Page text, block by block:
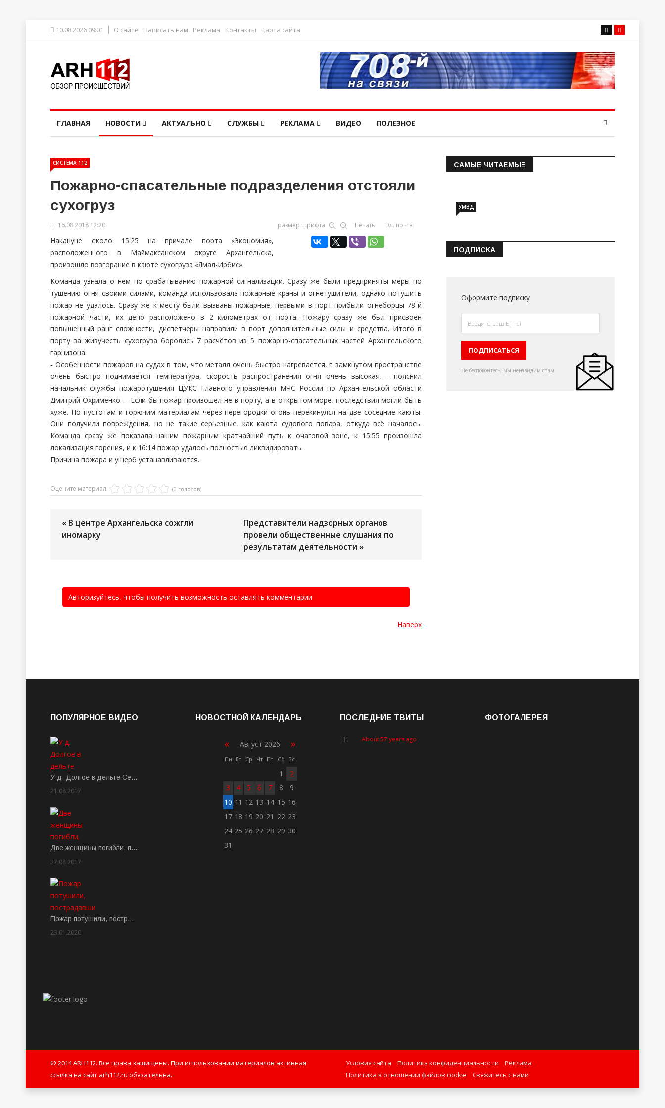
10.08.2026 09:01 О сайте Написать нам Реклама Контакты Карта сайта
ГЛАВНАЯ НОВОСТИ АКТУАЛЬНО СЛУЖБЫ РЕКЛАМА ВИДЕО ПОЛЕЗНОЕ
СИСТЕМА 112
Пожарно-спасательные подразделения отстояли
сухогруз
16.08.2018 12:20 размер шрифта Печать Эл. почта
Накануне около 15:25 на причале порта «Экономия»,
расположенного в Маймаксанском округе Архангельска,
произошло возгорание в каюте сухогруза «Ямал-Ирбис».
Команда узнала о нем по срабатыванию пожарной сигнализации. Сразу же были предприняты меры по
тушению огня своими силами, команда использовала пожарные краны и огнетушители, однако потушить
пожар не удалось. Сразу же к месту были вызваны пожарные, первыми в порт прибыли огнеборцы 78-й
пожарной части, их депо расположено в 2 километрах от порта. Пожару сразу же был присвоен
повышенный ранг сложности, диспетчеры направили в порт дополнительные силы и средства. Итого в
порту за живучесть сухогруза боролись 7 расчётов из 5 пожарно-спасательных частей Архангельского
гарнизона.
- Особенности пожаров на судах в том, что металл очень быстро нагревается, в замкнутом пространстве
очень быстро поднимается температура, скорость распространения огня очень высокая, - пояснил
начальник службы пожаротушения ЦУКС Главного управления МЧС России по Архангельской области
Дмитрий Охрименко. – Если бы пожар произошёл не в порту, а в открытом море, последствия могли быть
хуже. По пустотам и горючим материалам через перегородки огонь перекинулся на две соседние каюты.
Они получили повреждения, но не такие серьезные, как каюта судового повара, откуда всё началось.
Команда сразу же показала нашим пожарным кратчайший путь к очаговой зоне, к 15:55 произошла
локализация горения, и к 16:14 пожар удалось полностью ликвидировать.
Причина пожара и ущерб устанавливаются.
Оцените материал (0 голосов)
« В центре Архангельска сожгли
иномарку
Представители надзорных органов
провели общественные слушания по
результатам деятельности »
Авторизуйтесь, чтобы получить возможность оставлять комментарии
Наверх
САМЫЕ ЧИТАЕМЫЕ
Информация о состоянии
УМВД
ПОДПИСКА
Оформите подписку
Не беспокойтесь, мы ненавидим спам
ПОПУЛЯРНОЕ ВИДЕО
У д. Долгое в дельте Се…
21.08.2017
Две женщины погибли, п…
27.08.2017
Пожар потушили, постр…
23.01.2020
НОВОСТНОЙ КАЛЕНДАРЬ
« Август 2026 »
Пн Вт Ср Чт Пт Сб Вс
1
2
3
4 5 6 7 8
9
10 11 12 13 14 15 16
17 18 19 20 21 22 23
24 25 26 27 28 29 30
31
ПОСЛЕДНИЕ ТВИТЫ
About 57 years ago
ФОТОГАЛЕРЕЯ
© 2014 ARH112. Все права защищены. При использовании материалов активная
ссылка на сайт arh112.ru обязательна.
Условия сайта Политика конфиденциальности
Реклама
Политика в отношении файлов cookie
Свяжитесь с нами